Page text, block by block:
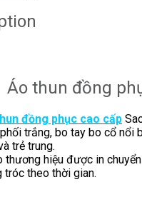
Áo thun đồng
đồng phục cao cấp
trắng, bo tay bo cổ nổi
trẻ trung.
thương hiệu được in
tróc theo thời gian.